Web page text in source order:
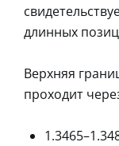
длинных
Верхняя
проходит